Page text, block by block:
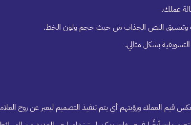
عملك.
وتنسيق النص الجذاب من حيث حجم ولون الخط.
بشكل مثالي.